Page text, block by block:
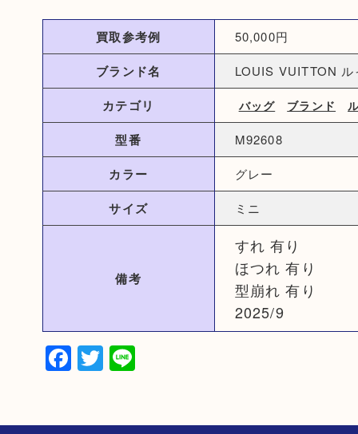
買取参考例 50,000円
ブランド名 LOUIS VUITTON
カテゴリ バッグ ブランド
型番 M92608
カラー グレー
サイズ ミニ
備考
すれ 有り
ほつれ 有り
型崩れ 有り
2025/9
Facebook
Twitter
Line